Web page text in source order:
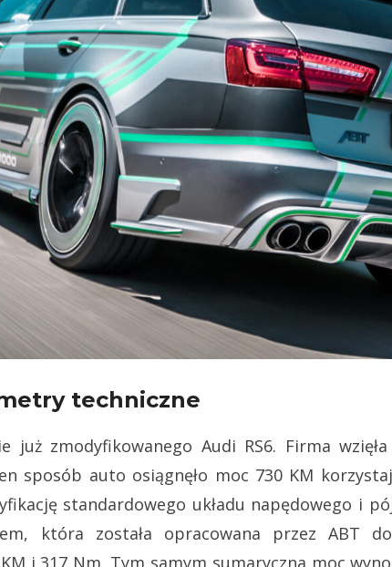
techniczne
już zmodyfikowanego Audi RS6. Firma
sposób auto osiągnęło moc 730 KM
standardowego układu napędowego i
która została opracowana przez ABT
i 317 Nm. Tym samym sumaryczna moc